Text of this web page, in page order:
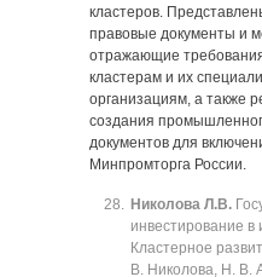
кластеров.
правовые документы и
отражающие
кластерам и их
организациям, а также
создания
документов для
Минпромторга России.
Николова Л.В.
инвестирование
Кластерное
В. Николова, Н. В.